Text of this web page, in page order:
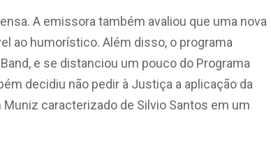
A emissora também avaliou que uma nova
ao humorístico. Além disso, o programa
e se distanciou um pouco do Programa
decidiu não pedir à Justiça a aplicação da
caracterizado de Silvio Santos em um